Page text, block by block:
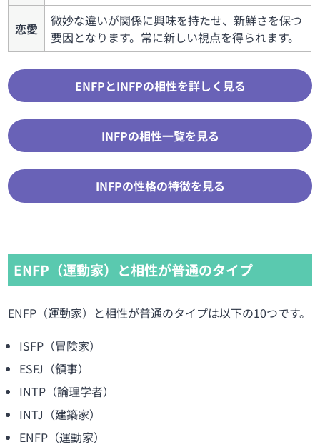
恋愛
微妙な違いが関係に興味を持たせ、新鮮さを保つ
要因となります。常に新しい視点を得られます。
ENFPとINFPの相性を詳しく見る
INFPの相性一覧を見る
INFPの性格の特徴を見る
ENFP（運動家）と相性が普通のタイプ
ENFP（運動家）と相性が普通のタイプは以下の10つです。
ISFP（冒険家）
ESFJ（領事）
INTP（論理学者）
INTJ（建築家）
ENFP（運動家）